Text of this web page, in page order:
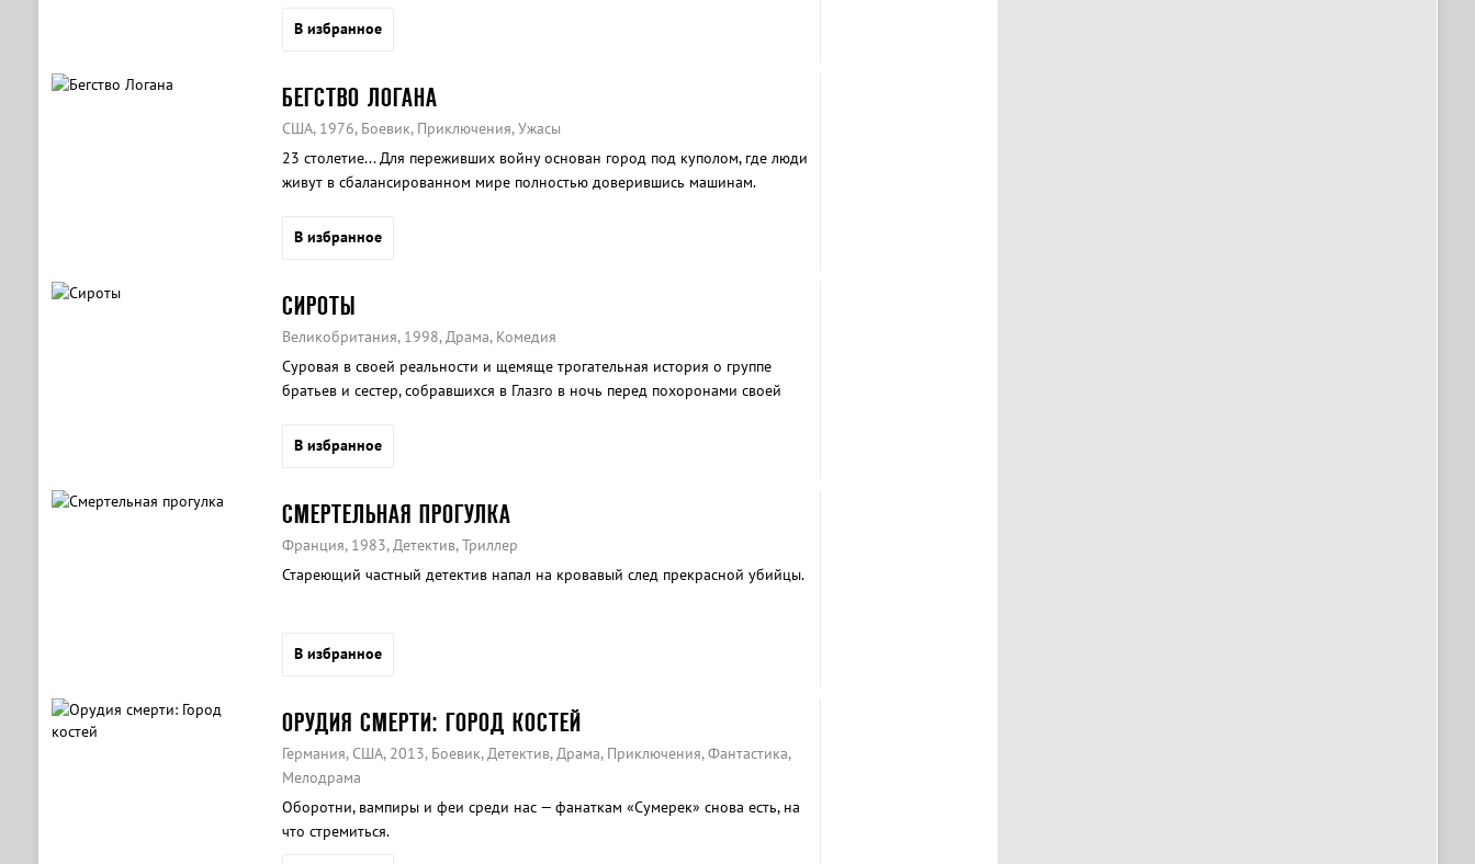
работе классика немецкого кино.
В избранное
БЕГСТВО ЛОГАНА
США, 1976, Боевик, Приключения, Ужасы
23 столетие... Для переживших войну основан город под куполом, где люди
живут в сбалансированном мире полностью доверившись машинам.
В избранное
СИРОТЫ
Великобритания, 1998, Драма, Комедия
Суровая в своей реальности и щемяще трогательная история о группе
братьев и сестер, собравшихся в Глазго в ночь перед похоронами своей
В избранное
СМЕРТЕЛЬНАЯ ПРОГУЛКА
Франция, 1983, Детектив, Триллер
Стареющий частный детектив напал на кровавый след прекрасной убийцы.
В избранное
ОРУДИЯ СМЕРТИ: ГОРОД КОСТЕЙ
Германия, США, 2013, Боевик, Детектив, Драма, Приключения, Фантастика,
Мелодрама
Оборотни, вампиры и феи среди нас — фанаткам «Сумерек» снова есть, на
что стремиться.